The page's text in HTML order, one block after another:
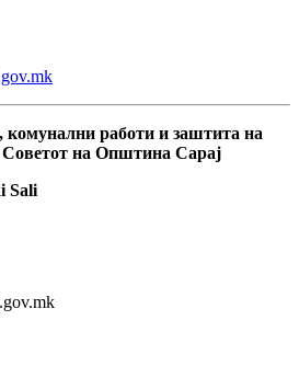
, комунални работи и заштита на
Советот на Општина Сараj
Sali